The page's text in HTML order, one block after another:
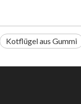
Kotflügel aus Gummi